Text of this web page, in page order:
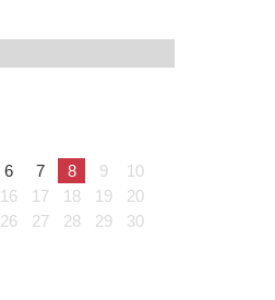
6 7 8 9
10
16 17 18 19
20
26 27 28 29
30